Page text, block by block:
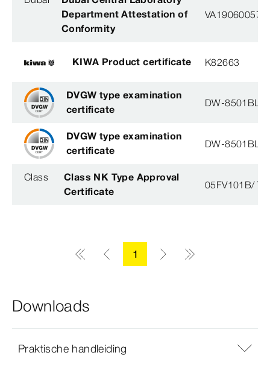
Department Attestation of
Conformity
VA19060057
KIWA Product certificate K82663
DVGW type examination
certificate
DW-
DVGW type examination
certificate
DW-
Class
Class NK Type Approval
Certificate
05FV101B/
1
Downloads
Praktische handleiding